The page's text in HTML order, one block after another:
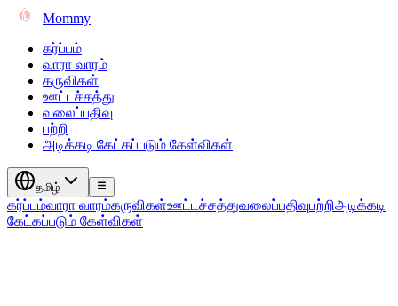
Mommy
கர்ப்பம்
வாரா வாரம்
கருவிகள்
ஊட்டச்சத்து
வலைப்பதிவு
பற்றி
அடிக்கடி கேட்கப்படும் கேள்விகள்
தமிழ்
கர்ப்பம்வாரா வாரம்கருவிகள்ஊட்டச்சத்துவலைப்பதிவுபற்றிஅடிக்கடி
கேட்கப்படும் கேள்விகள்